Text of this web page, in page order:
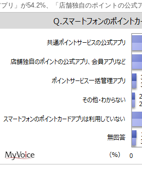
プリ」が54.2%、「店舗独自のポイントの公